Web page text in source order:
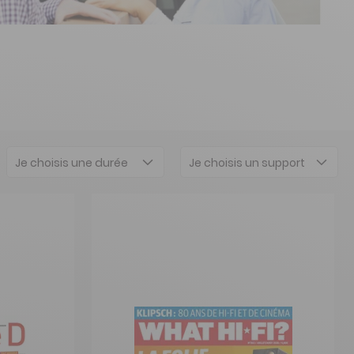
Je choisis une durée Je choisis un support